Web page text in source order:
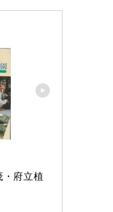
府立植